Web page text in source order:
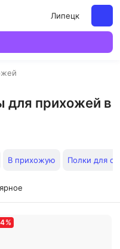
Липецк
для прихожей в
В прихожую Полки для
%